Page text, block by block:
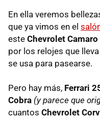
En ella veremos
que ya vimos en el
este Chevrolet Camaro
por los relojes que
se usa para pasearse.
Pero hay más, Ferrari
Cobra (y parece que
cuantos Chevrolet